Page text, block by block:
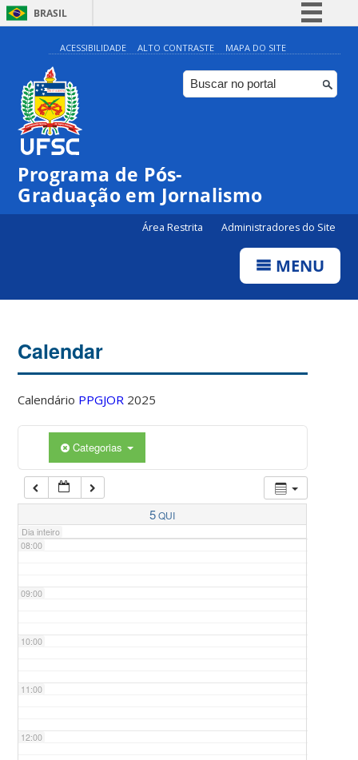
BRASIL
Simplifique!
Comunica BR
Participe
ACESSIBILIDADE ALTO CONTRASTE MAPA DO SITE
Programa de Pós-
Graduação em Jornalismo
Área Restrita Administradores do Site
MENU
Calendar
Calendário PPGJOR 2025
Categorias
5QUI
Dia inteiro
04:00
05:00
07:00
08:00
09:00
10:00
11:00
12:00